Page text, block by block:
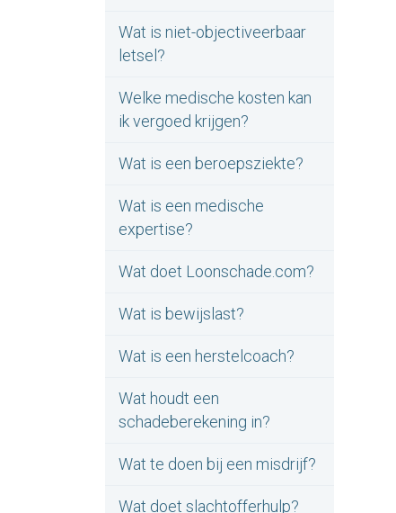
Wat is niet-objectiveerbaar
letsel?
Welke medische kosten kan
ik vergoed krijgen?
Wat is een beroepsziekte?
Wat is een medische
expertise?
Wat doet Loonschade.com?
Wat is bewijslast?
Wat is een herstelcoach?
Wat houdt een
schadeberekening in?
Wat te doen bij een misdrijf?
Wat doet slachtofferhulp?